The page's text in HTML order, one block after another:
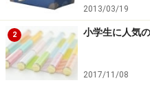
2013/03/19
2 小学生に人気
2017/11/08